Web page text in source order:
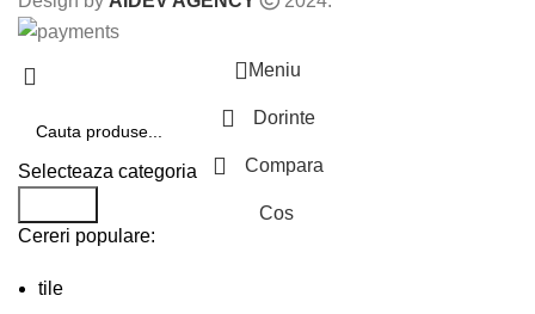
Selecteaza categoria
Cereri populare:
tile
Meniu
Dorinte
Compara
Cos